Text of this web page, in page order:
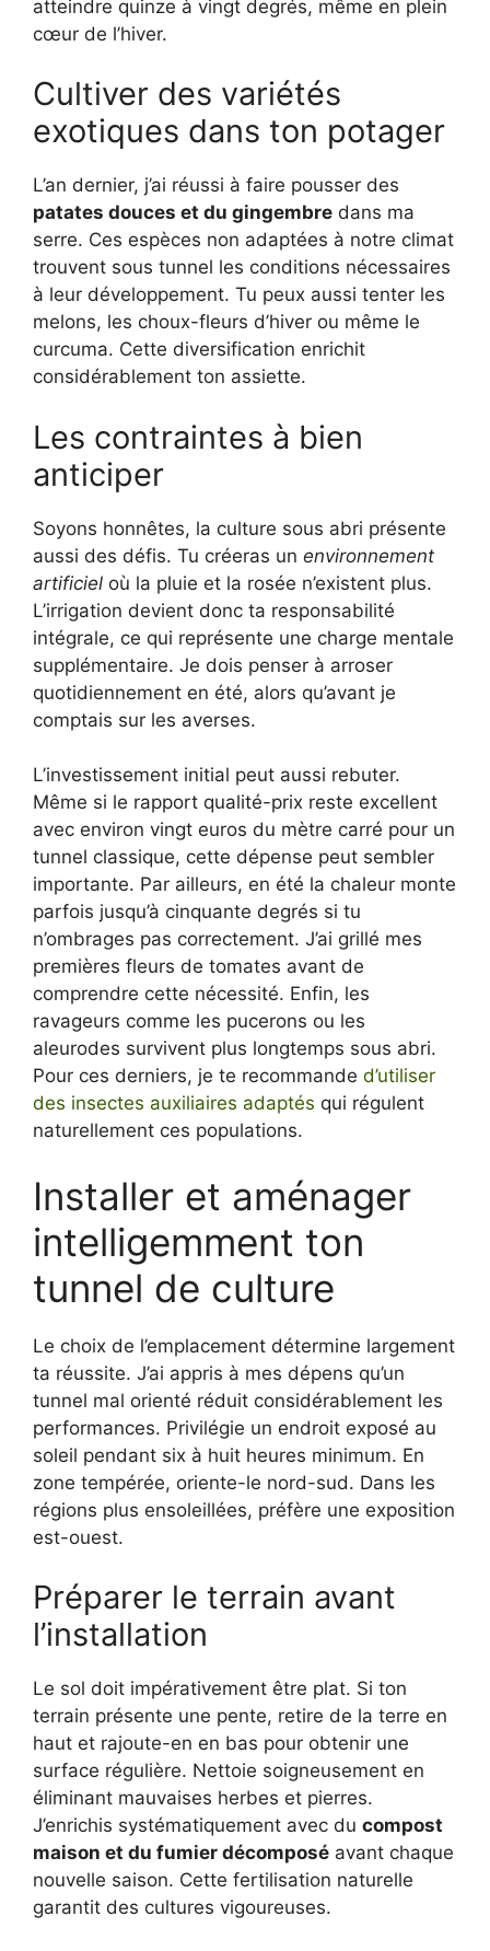
atteindre quinze à vingt degrés, même en plein
cœur de l’hiver.
Cultiver des variétés
exotiques dans ton potager
L’an dernier, j’ai réussi à faire pousser des
patates douces et du gingembre dans ma
serre. Ces espèces non adaptées à notre climat
trouvent sous tunnel les conditions nécessaires
à leur développement. Tu peux aussi tenter les
melons, les choux-fleurs d’hiver ou même le
curcuma. Cette diversification enrichit
considérablement ton assiette.
Les contraintes à bien
anticiper
Soyons honnêtes, la culture sous abri présente
aussi des défis. Tu créeras un environnement
artificiel où la pluie et la rosée n’existent plus.
L’irrigation devient donc ta responsabilité
intégrale, ce qui représente une charge mentale
supplémentaire. Je dois penser à arroser
quotidiennement en été, alors qu’avant je
comptais sur les averses.
L’investissement initial peut aussi rebuter.
Même si le rapport qualité-prix reste excellent
avec environ vingt euros du mètre carré pour un
tunnel classique, cette dépense peut sembler
importante. Par ailleurs, en été la chaleur monte
parfois jusqu’à cinquante degrés si tu
n’ombrages pas correctement. J’ai grillé mes
premières fleurs de tomates avant de
comprendre cette nécessité. Enfin, les
ravageurs comme les pucerons ou les
aleurodes survivent plus longtemps sous abri.
Pour ces derniers, je te recommande d’utiliser
des insectes auxiliaires adaptés qui régulent
naturellement ces populations.
Installer et aménager
intelligemment ton
tunnel de culture
Le choix de l’emplacement détermine largement
ta réussite. J’ai appris à mes dépens qu’un
tunnel mal orienté réduit considérablement les
performances. Privilégie un endroit exposé au
soleil pendant six à huit heures minimum. En
zone tempérée, oriente-le nord-sud. Dans les
régions plus ensoleillées, préfère une exposition
est-ouest.
Préparer le terrain avant
l’installation
Le sol doit impérativement être plat. Si ton
terrain présente une pente, retire de la terre en
haut et rajoute-en en bas pour obtenir une
surface régulière. Nettoie soigneusement en
éliminant mauvaises herbes et pierres.
J’enrichis systématiquement avec du compost
maison et du fumier décomposé avant chaque
nouvelle saison. Cette fertilisation naturelle
garantit des cultures vigoureuses.